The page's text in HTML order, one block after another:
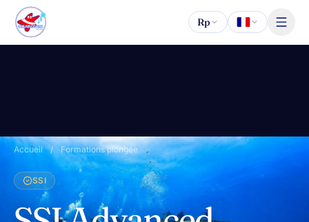
Aller au contenu
Rp
Accueil / Formations plongée
SSI